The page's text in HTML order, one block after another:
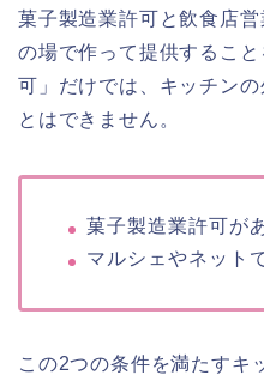
菓子製造業許可と飲食店
の場で作って提供するこ
可」だけでは、キッチン
とはできません。
菓子製造業許可が
マルシェやネット
この2つの条件を満たすキ